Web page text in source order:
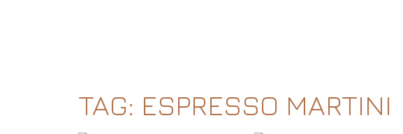
TAG: ESPRESSO MARTINI